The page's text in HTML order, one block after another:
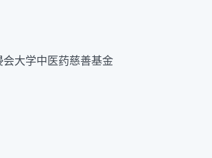
大学中医药慈善基金